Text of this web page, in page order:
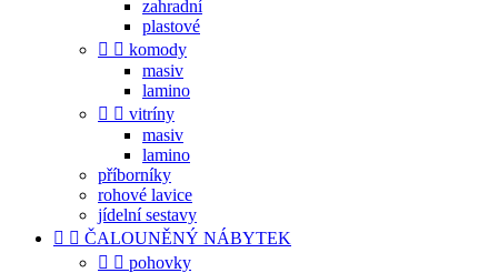
zahradní
plastové
  komody
masiv
lamino
  vitríny
masiv
lamino
příborníky
rohové lavice
jídelní sestavy
  ČALOUNĚNÝ NÁBYTEK
  pohovky